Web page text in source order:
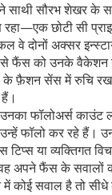
साथी सौरभ शेखर के
रहा—एक छोटी सी
वे दोनों अक्सर
फैंस को उनके वैकेशन
के फ़ैशन सेंस में रुचि
फॉलोअर्स काउंट
फॉलो कर रहे हैं।
टिप्स या व्यक्तिगत
अपने फैंस के सवालों
कोई सवाल है तो